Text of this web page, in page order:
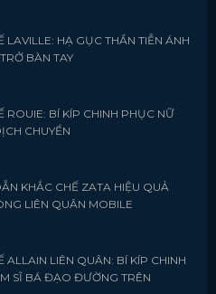
LAVILLE: HẠ GỤC THẦN TIỄN ÁNH
BÀN TAY
ROUIE: BÍ KÍP CHINH PHỤC NỮ
CHUYỂN
KHẮC CHẾ ZATA HIỆU QUẢ
LIÊN QUÂN MOBILE
ALLAIN LIÊN QUÂN: BÍ KÍP CHINH
SĨ BÁ ĐẠO ĐƯỜNG TRÊN